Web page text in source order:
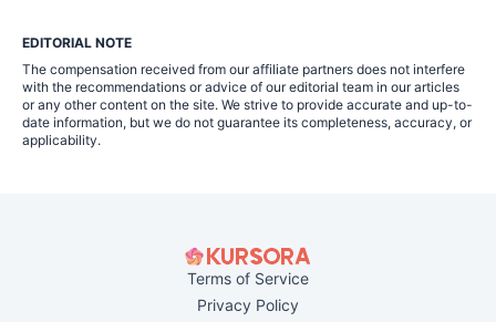
EDITORIAL NOTE
The compensation received from our affiliate partners does not interfere
with the recommendations or advice of our editorial team in our articles
or any other content on the site. We strive to provide accurate and up-to-
date information, but we do not guarantee its completeness, accuracy, or
applicability.
Terms of Service
Privacy Policy